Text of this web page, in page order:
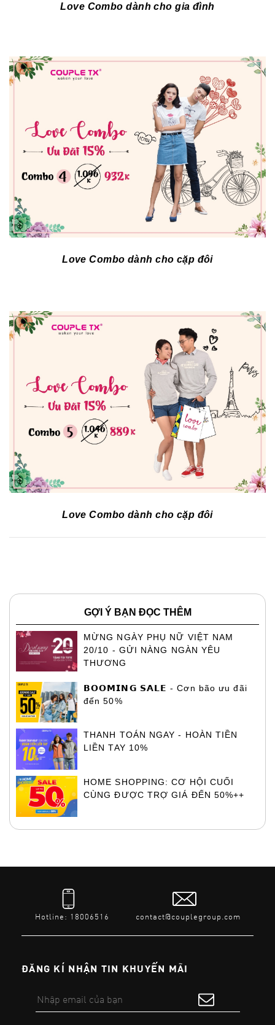
Love Combo dành cho gia đình
Love Combo dành cho cặp đôi
Love Combo dành cho cặp đôi
GỢI Ý BẠN ĐỌC THÊM
MỪNG NGÀY PHỤ NỮ VIỆT NAM
20/10 - GỬI NÀNG NGÀN YÊU
THƯƠNG
𝗕𝗢𝗢𝗠𝗜𝗡𝗚 𝗦𝗔𝗟𝗘 - Cơn bão ưu đãi
đến 50%
THANH TOÁN NGAY - HOÀN TIỀN
LIỀN TAY 10%
HOME SHOPPING: CƠ HỘI CUỐI
CÙNG ĐƯỢC TRỢ GIÁ ĐẾN 50%++
Hotline: 18006516 contact@couplegroup.com
ĐĂNG KÍ NHẬN TIN KHUYẾN MÃI